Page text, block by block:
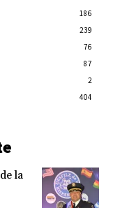
186
239
76
87
2
404
la